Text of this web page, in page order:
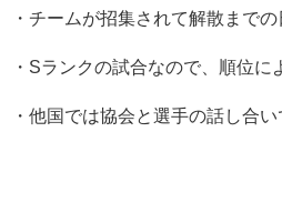
・チームが招集されて解散まで
・Sランクの試合なので、順位に
・他国では協会と選手の話し合